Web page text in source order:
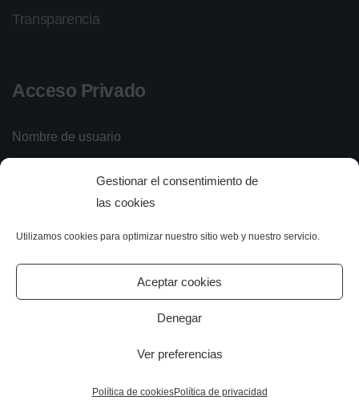
Gestionar el consentimiento de
las cookies
Utilizamos cookies para optimizar nuestro sitio web y nuestro servicio.
Aceptar cookies
Denegar
Ver preferencias
Política de cookiesPolítica de privacidad
Transparencia
Acceso Privado
Nombre de usuario
Olvidé mi contraseña